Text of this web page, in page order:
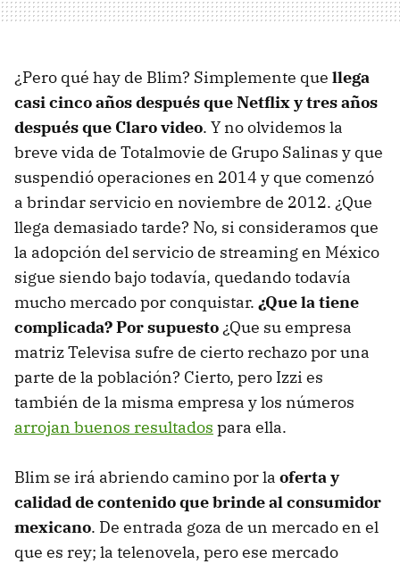
¿Pero qué hay de Blim? Simplemente que llega
casi cinco años después que Netflix y tres años
después que Claro video. Y no olvidemos la
breve vida de Totalmovie de Grupo Salinas y que
suspendió operaciones en 2014 y que comenzó
a brindar servicio en noviembre de 2012. ¿Que
llega demasiado tarde? No, si consideramos que
la adopción del servicio de streaming en México
sigue siendo bajo todavía, quedando todavía
mucho mercado por conquistar. ¿Que la tiene
complicada? Por supuesto¿Que su empresa
matriz Televisa sufre de cierto rechazo por una
parte de la población? Cierto, pero Izzi es
también de la misma empresa y los números
arrojan buenos resultados para ella.
Blim se irá abriendo camino por la oferta y
calidad de contenido que brinde al consumidor
mexicano. De entrada goza de un mercado en el
que es rey; la telenovela, pero ese mercado